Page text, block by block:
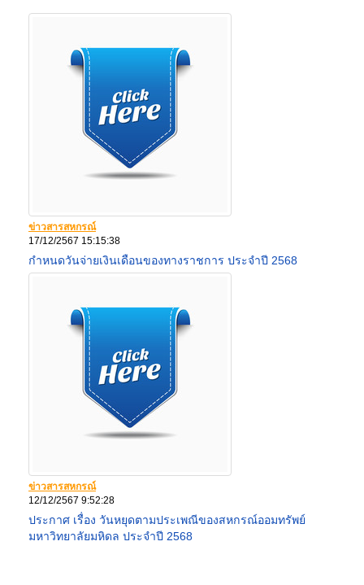
ข่าวสารสหกรณ์
17/12/2567 15:15:38
กำหนดวันจ่ายเงินเดือนของทางราชการ ประจำปี 2568
ข่าวสารสหกรณ์
12/12/2567 9:52:28
ประกาศ เรื่อง วันหยุดตามประเพณีของสหกรณ์ออมทรัพย์
มหาวิทยาลัยมหิดล ประจำปี 2568